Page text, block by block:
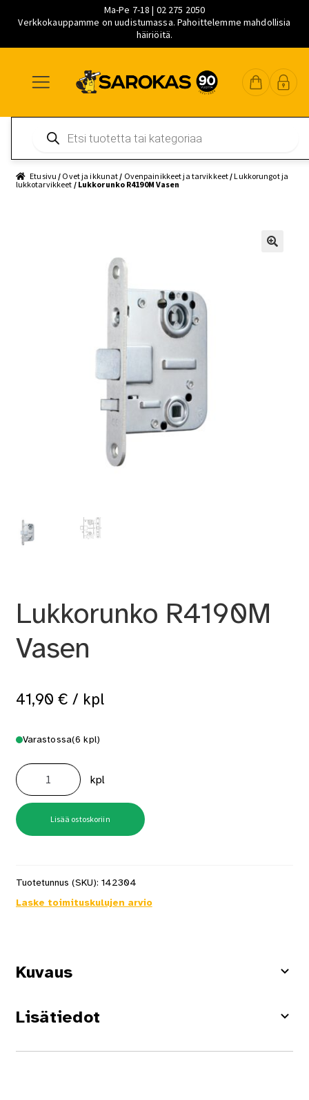
Ma-Pe 7-18 | 02 275 2050
Verkkokauppamme on uudistumassa. Pahoittelemme mahdollisia
häiriöitä.
navigointiin
sisältöön
pääsisältöön
search
Etusivu / Ovet ja ikkunat / Ovenpainikkeet ja tarvikkeet /Lukkorungot ja
lukkotarvikkeet / Lukkorunko R4190M Vasen
Lukkorunko R4190M
Vasen
41,90 € / kpl
Varastossa(6 kpl)
Lukkorunko
R4190M
Vasen
määrä
kpl
Lisää ostoskoriin
Tuotetunnus (SKU): 142304
Laske toimituskulujen arvio
Kuvaus
Lisätiedot